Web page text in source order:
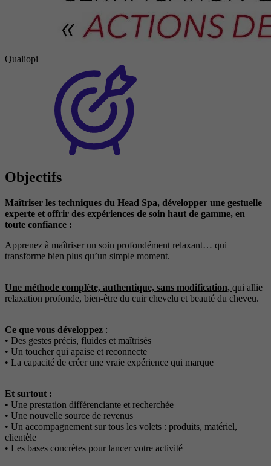
Qualiopi
Objectifs
Maîtriser les techniques du Head Spa, développer une gestuelle
experte et offrir des expériences de soin haut de gamme, en
toute confiance :
Apprenez à maîtriser un soin profondément relaxant… qui
transforme bien plus qu’un simple moment.
Une méthode complète, authentique, sans modification, qui allie
relaxation profonde, bien-être du cuir chevelu et beauté du cheveu.
Ce que vous développez :
• Des gestes précis, fluides et maîtrisés
• Un toucher qui apaise et reconnecte
• La capacité de créer une vraie expérience qui marque
Et surtout :
• Une prestation différenciante et recherchée
• Une nouvelle source de revenus
• Un accompagnement sur tous les volets : produits, matériel,
clientèle
• Les bases concrètes pour lancer votre activité